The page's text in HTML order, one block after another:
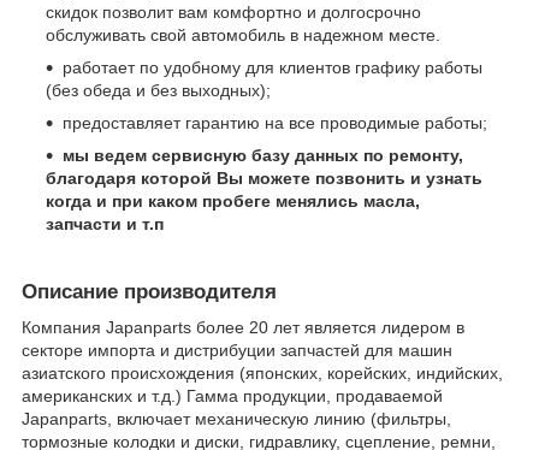
скидок позволит вам комфортно и долгосрочно
обслуживать свой автомобиль в надежном месте.
работает по удобному для клиентов графику работы
(без обеда и без выходных);
предоставляет гарантию на все проводимые работы;
мы ведем сервисную базу данных по ремонту,
благодаря которой Вы можете позвонить и узнать
когда и при каком пробеге менялись масла,
запчасти и т.п
Описание производителя
Компания Japanparts более 20 лет является лидером в
секторе импорта и дистрибуции запчастей для машин
азиатского происхождения (японских, корейских, индийских,
американских и т.д.) Гамма продукции, продаваемой
Japanparts, включает механическую линию (фильтры,
тормозные колодки и диски, гидравлику, сцепление, ремни,